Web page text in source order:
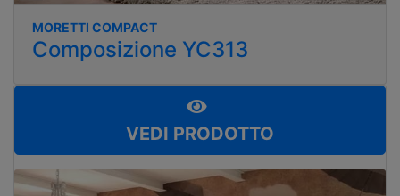
MORETTI COMPACT
Composizione YC313
VEDI PRODOTTO